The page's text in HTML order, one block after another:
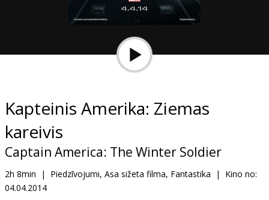
B2B
Kino
Klubs
Kapteinis Amerika: Ziemas
kareivis
Captain America: The Winter Soldier
2h 8min | Piedzīvojumi, Asa sižeta filma, Fantastika |
Kino no:
04.04.2014